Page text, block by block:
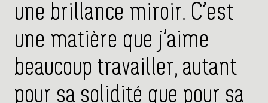
une brillance miroir. C’est
une matière que j’aime
beaucoup travailler, autant
pour sa solidité que pour sa